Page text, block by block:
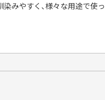
みやすく、様々な用途で使